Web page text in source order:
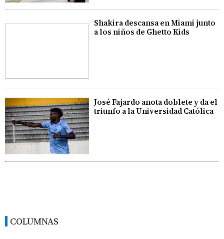
Shakira descansa en Miami junto
a los niños de Ghetto Kids
José Fajardo anota doblete y da el
triunfo a la Universidad Católica
COLUMNAS